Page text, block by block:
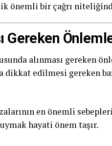
önemli bir çağrı
Gereken
alınması gereken
dikkat edilmesi gereken
en önemli
hayati önem taşır.